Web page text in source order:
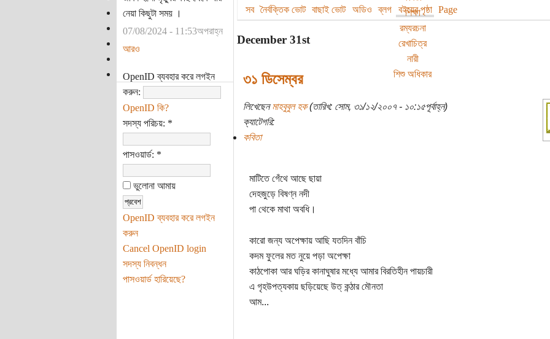
শিক্ষা
রম্যরচনা
রেখাচিত্র
নারী
শিশু অধিকার
নেয়া কিছুটা সময় ।
07/08/2024 - 11:53অপরাহ্ন
আরও
OpenID ব্যবহার করে লগইন
করুন:
OpenID কি?
সদস্য পরিচয়: *
পাসওয়ার্ড: *
ভুলোনা আমায়
OpenID ব্যবহার করে লগইন
করুন
Cancel OpenID login
সদস্য নিবন্ধন
পাসওয়ার্ড হারিয়েছে?
সব
নৈর্বক্তিক ভোট বাছাই ভোট অডিও ব্লগ বইয়ের পৃষ্ঠা Page
December 31st
৩১ ডিসেম্বর
লিখেছেনমাহবুবুল হক(তারিখ: সোম, ৩১/১২/২০০৭ - ১০:১৫পূর্বাহ্ন)
ক্যাটেগরি:
কবিতা
মাটিতে গেঁথে আছে ছায়া
দেহজুড়ে বিষণ্ন নদী
পা থেকে মাথা অবধি।
কারো জন্য অপেক্ষায় আছি যতদিন বাঁচি
কদম ফুলের মত নুয়ে পড়া অপেক্ষা
কাঠপোকা আর ঘড়ির কানাঘুষার মধ্যে আমার বিরতিহীন পায়চারী
এ গৃহউপত্যকায় ছড়িয়েছে উত্ কন্ঠার মৌনতা
আম...